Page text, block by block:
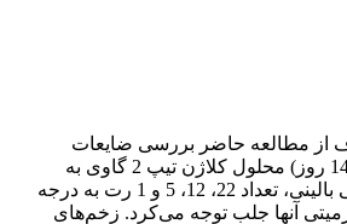
از مطالعه حاضر بررسی ضایعات
آسیب‌شناختی آرتریت تجربی ناشی از کلاژن بود که بر روی 50 سر رت ماده از نژاد Rattus norvegicus صورت گرفت. آرتریت با تزریق داخل جلدی (2 تزریق به فاصله 14 روز) محلول کلاژن تیپ 2 گاوی به
همراه یاور کامل فروند در قاعده دم و کف پای راست در 40 رت ایجاد گردید. ابتلای اندام حرکتی با 4 درجه خفیف، ملایم، شدید و خیلی شدید نشان داده شد. در ارزیابی بالینی، تعداد 22، 12، 5 و 1 رت به درجه
آنها جلب توجه می‌کرد. زخم‌های